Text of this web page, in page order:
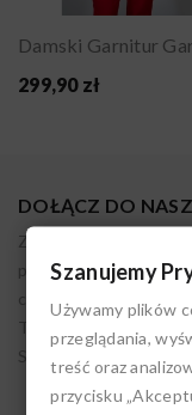
299,90 zł
DOŁĄCZ DO
Zapisując się
podanych danych
czasie wycofać tę
Twoich danych do
Szczegóły w polityce
Szanujemy
Używamy plików
przeglądania,
treść oraz
przycisku